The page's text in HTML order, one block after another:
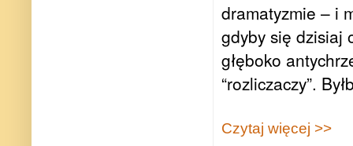
dramatyzmie – i
gdyby się dzisiaj
głęboko
“rozliczaczy”.
Czytaj więcej >>